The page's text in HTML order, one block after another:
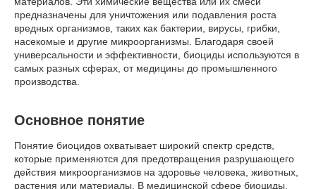
предназначены для уничтожения или подавления роста
вредных организмов, таких как бактерии, вирусы, грибки,
насекомые и другие микроорганизмы. Благодаря своей
универсальности и эффективности, биоциды используются в
самых разных сферах, от медицины до промышленного
производства.
Основное понятие
Понятие биоцидов охватывает широкий спектр средств,
которые применяются для предотвращения разрушающего
действия микроорганизмов на здоровье человека, животных,
растения или материалы. В медицинской сфере биоциды,